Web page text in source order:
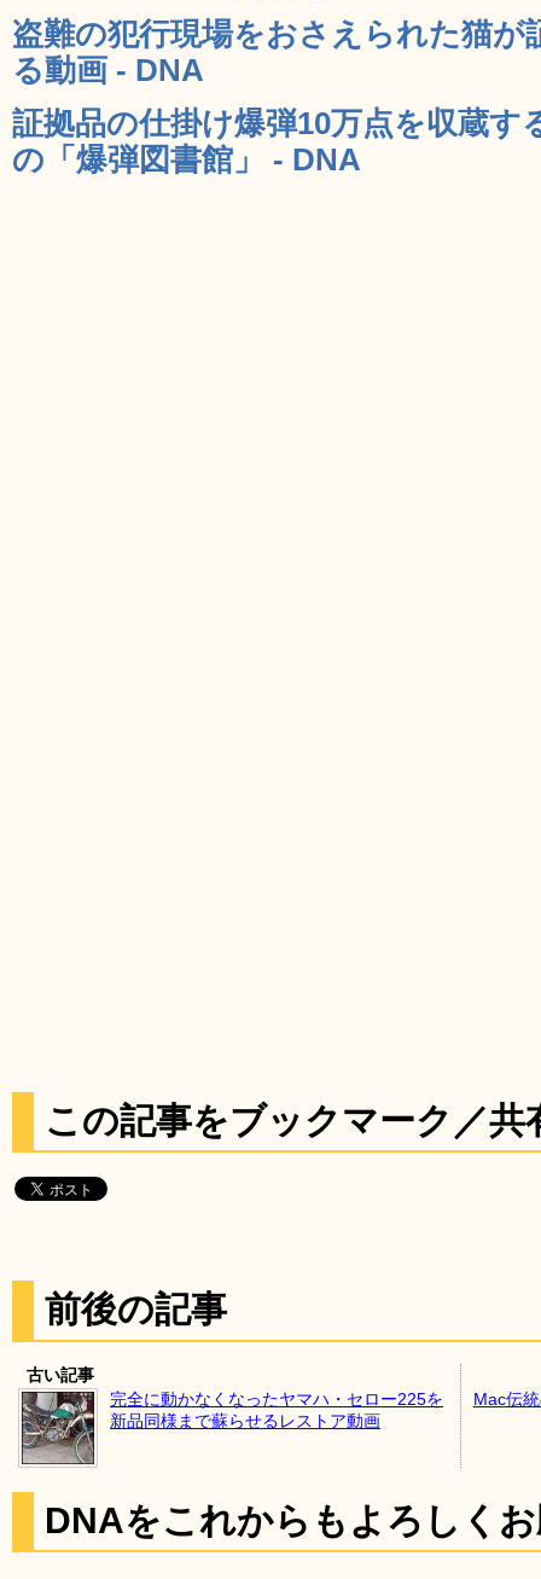
盗難の犯行現場をおさえられた猫が
る動画 - DNA
証拠品の仕掛け爆弾10万点を収蔵す
の「爆弾図書館」 - DNA
この記事をブックマーク／共
前後の記事
古い記事
完全に動かなくなったヤマハ・セロー225を
新品同様まで蘇らせるレストア動画
Mac伝
DNAをこれからもよろしく